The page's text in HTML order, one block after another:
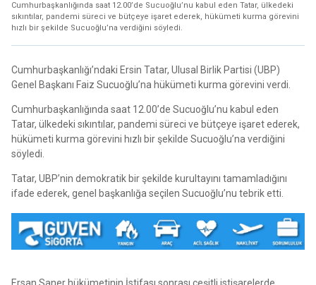
Cumhurbaşkanlığında saat 12.00’de Sucuoğlu’nu kabul eden Tatar, ülkedeki
sıkıntılar, pandemi süreci ve bütçeye işaret ederek, hükümeti kurma görevini
hızlı bir şekilde Sucuoğlu’na verdiğini söyledi.
Cumhurbaşkanlığı’ndaki Ersin Tatar, Ulusal Birlik Partisi (UBP)
Genel Başkanı Faiz Sucuoğlu’na hükümeti kurma görevini verdi.
Cumhurbaşkanlığında saat 12.00’de Sucuoğlu’nu kabul eden
Tatar, ülkedeki sıkıntılar, pandemi süreci ve bütçeye işaret ederek,
hükümeti kurma görevini hızlı bir şekilde Sucuoğlu’na verdiğini
söyledi.
Tatar, UBP’nin demokratik bir şekilde kurultayını tamamladığını
ifade ederek, genel başkanlığa seçilen Sucuoğlu’nu tebrik etti.
Ersan Saner hükümetinin İstifası sonrası çeşitli istişarelerde